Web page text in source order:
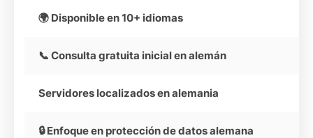
🌍 Disponible en 10+ idiomas
📞 Consulta gratuita inicial en alemán
Servidores localizados en alemania
🔒 Enfoque en protección de datos alemana